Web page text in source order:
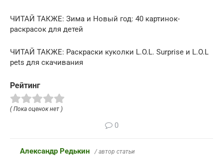
ЧИТАЙ ТАКЖЕ: Зима и Новый год: 40 картинок-
раскрасок для детей
ЧИТАЙ ТАКЖЕ: Раскраски куколки L.O.L. Surprise и L.O.L
pets для скачивания
Рейтинг
( Пока оценок нет )
0
Александр Редькин / автор статьи